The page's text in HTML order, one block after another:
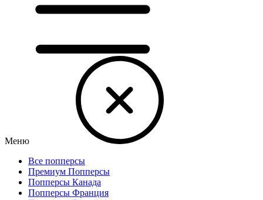
Меню
Все попперсы
Премиум Попперсы
Попперсы Канада
Попперсы Франция